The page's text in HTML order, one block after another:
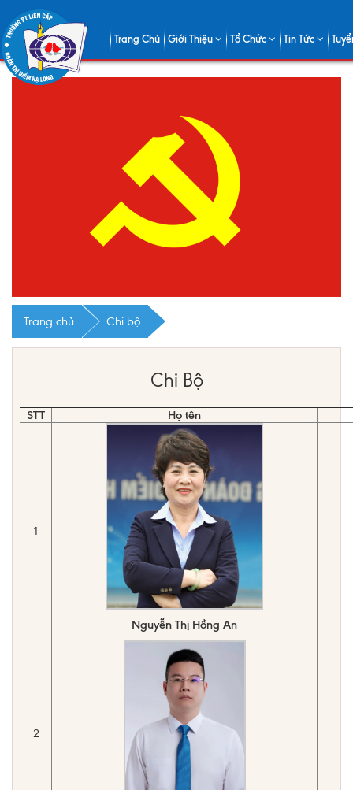
Trang Chủ Giới Thiệu Tổ Chức Tin Tức
Trang chủ Chi bộ
Chi Bộ
STT Họ tên
1
Nguyễn Thị Hồng An
2